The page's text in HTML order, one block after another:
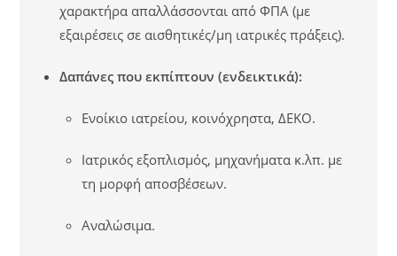
χαρακτήρα απαλλάσσονται από ΦΠΑ (με
εξαιρέσεις σε αισθητικές/μη ιατρικές πράξεις).
Δαπάνες που εκπίπτουν (ενδεικτικά):
Ενοίκιο ιατρείου, κοινόχρηστα, ΔΕΚΟ.
Ιατρικός εξοπλισμός, μηχανήματα κ.λπ. με
τη μορφή αποσβέσεων.
Αναλώσιμα.